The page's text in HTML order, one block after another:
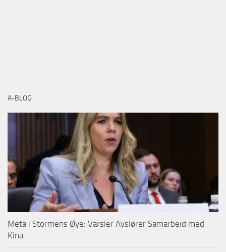
A-BLOG
Meta i Stormens Øye: Varsler Avslører Samarbeid med
Kina